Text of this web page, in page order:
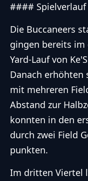
#### Spielverlauf
Die Buccaneers
gingen bereits im
Yard-Lauf von
Danach erhöhten
mit mehreren
Abstand zur
konnten in den
durch zwei Field
punkten.
Im dritten Viertel